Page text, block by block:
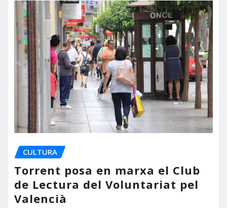
CULTURA
Torrent posa en marxa el Club
de Lectura del Voluntariat pel
Valencià